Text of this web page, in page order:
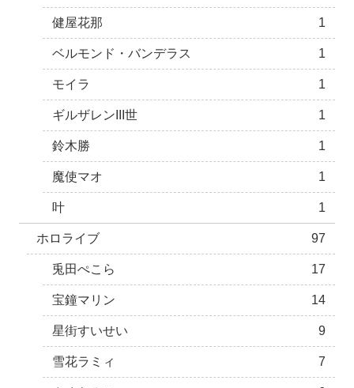
健屋花那 1
ベルモンド・バンデラス 1
モイラ 1
ギルザレンIII世 1
鈴木勝 1
魔使マオ 1
叶 1
ホロライブ 97
兎田ぺこら 17
宝鐘マリン 14
星街すいせい 9
雪花ラミィ 7